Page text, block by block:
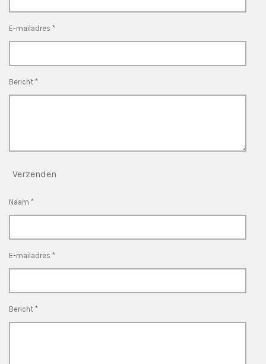
E-mailadres *
Bericht *
Verzenden
Naam *
E-mailadres *
Bericht *